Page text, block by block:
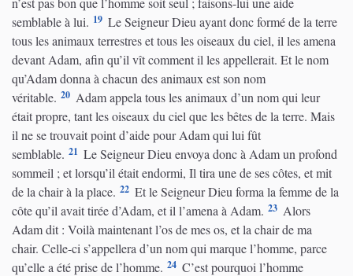
semblable à lui. 19 Le Seigneur Dieu ayant donc formé de la terre
tous les animaux terrestres et tous les oiseaux du ciel, il les amena
devant Adam, afin qu’il vît comment il les appellerait. Et le nom
qu’Adam donna à chacun des animaux est son nom
véritable. 20 Adam appela tous les animaux d’un nom qui leur
était propre, tant les oiseaux du ciel que les bêtes de la terre. Mais
il ne se trouvait point d’aide pour Adam qui lui fût
semblable. 21 Le Seigneur Dieu envoya donc à Adam un profond
sommeil ; et lorsqu’il était endormi, Il tira une de ses côtes, et mit
de la chair à la place. 22 Et le Seigneur Dieu forma la femme de la
côte qu’il avait tirée d’Adam, et il l’amena à Adam. 23 Alors
Adam dit : Voilà maintenant l’os de mes os, et la chair de ma
chair. Celle-ci s’appellera d’un nom qui marque l’homme, parce
qu’elle a été prise de l’homme. 24 C’est pourquoi l’homme